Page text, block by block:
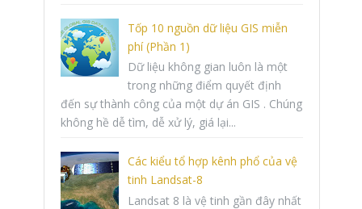
Tốp 10 nguồn dữ liệu GIS miễn
phí (Phần 1)
Dữ liệu không gian luôn là một
trong những điểm quyết định
đến sự thành công của một dự án GIS . Chúng
không hề dễ tìm, dễ xử lý, giá lại...
Các kiểu tổ hợp kênh phổ của vệ
tinh Landsat-8
Landsat 8 là vệ tinh gần đây nhất